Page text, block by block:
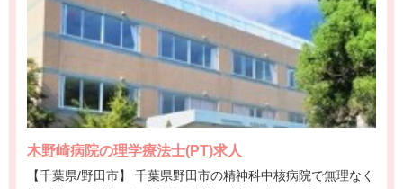
木野崎病院の理学療法士(PT)求人
【千葉県/野田市】 千葉県野田市の精神科中核病院で無理なく